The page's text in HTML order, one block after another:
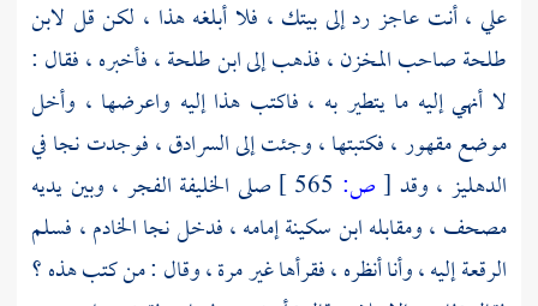
علي ، أنت عاجز رد إلى بيتك ، فلا أبلغه هذا ، لكن قل لابن
طلحةصاحب المخزن ، فذهب إلىابن طلحة، فأخبره ، فقال :
لا أنهي إليه ما يتطير به ، فاكتب هذا إليه واعرضها ، وأخل
موضع مقهور ، فكتبتها ، وجئت إلى السرادق ، فوجدت نجا في
الدهليز ، وقد [ص:
صلى الخليفة الفجر ، وبين يديه
مصحف ، ومقابلهابن سكينةإمامه ، فدخل نجا الخادم ، فسلم
الرقعة إليه ، وأنا أنظره ، فقرأها غير مرة ، وقال : من كتب هذه ؟